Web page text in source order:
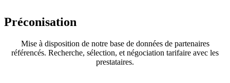
Préconisation
Mise à disposition de notre base de données de partenaires
référencés. Recherche, sélection, et négociation tarifaire avec les
prestataires.